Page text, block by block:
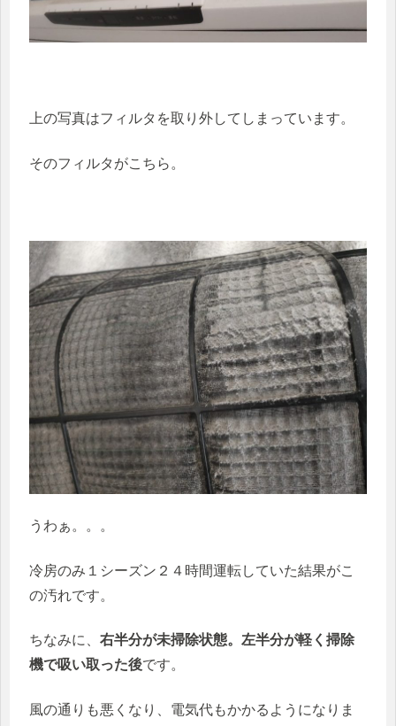
上の写真はフィルタを取り外してしまっています。
そのフィルタがこちら。
うわぁ。。。
冷房のみ１シーズン２４時間運転していた結果がこ
の汚れです。
ちなみに、 右半分が未掃除状態。左半分が軽く掃除
機で吸い取った後です。
風の通りも悪くなり、電気代もかかるようになりま